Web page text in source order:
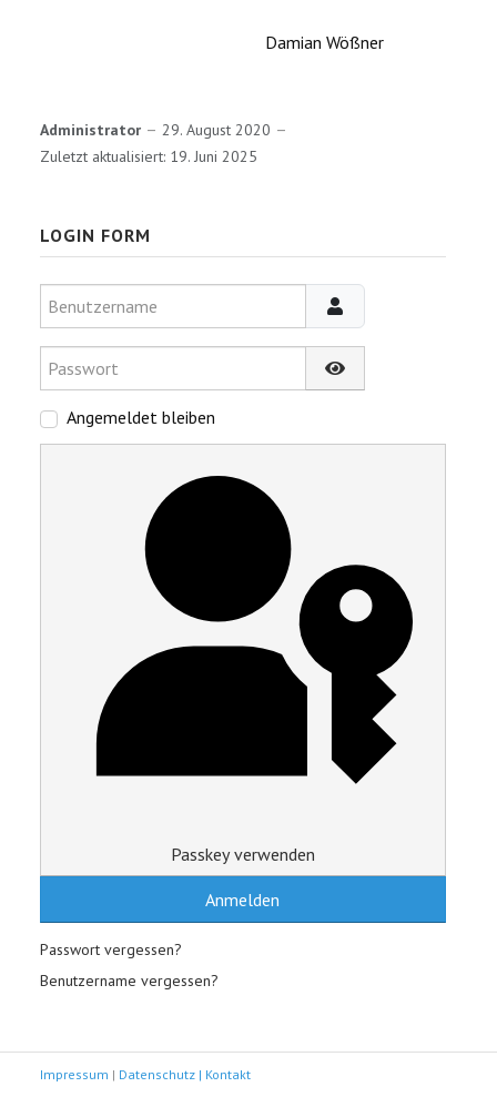
Damian Wößner
Administrator
29. August 2020
Zuletzt aktualisiert: 19. Juni 2025
LOGIN FORM
Benutzername
Passwort
Passwort anzeigen
Angemeldet bleiben
Passkey verwenden
Anmelden
Passwort vergessen?
Benutzername vergessen?
Impressum | Datenschutz | Kontakt